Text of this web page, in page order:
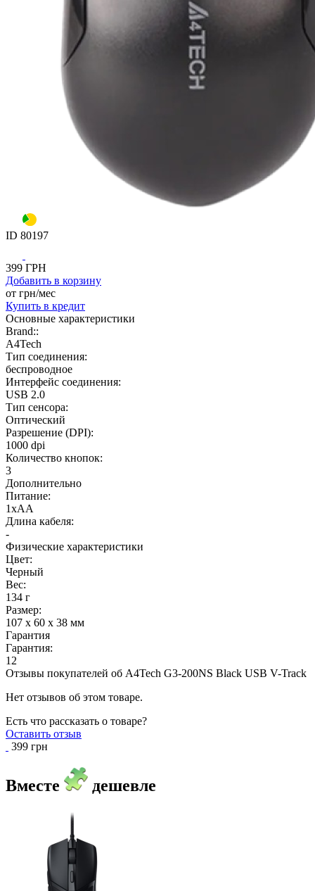
ID 80197
399 ГРН
Добавить в корзину
от грн/мес
Купить в кредит
Основные характеристики
Brand::
A4Tech
Тип соединения:
беспроводное
Интерфейс соединения:
USB 2.0
Тип сенсора:
Оптический
Разрешение (DPI):
1000 dpi
Количество кнопок:
3
Дополнительно
Питание:
1xAA
Длина кабеля:
-
Физические характеристики
Цвет:
Черный
Вес:
134 г
Размер:
107 х 60 х 38 мм
Гарантия
Гарантия:
12
Отзывы покупателей об A4Tech G3-200NS Black USB V-Track
Нет отзывов об этом товаре.
Есть что рассказать о товаре?
Оставить отзыв
399 грн
Вместе дешевле